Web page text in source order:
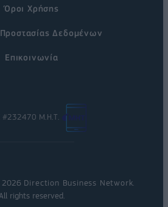
Όροι Χρήσης
Προστασίας Δεδομένων
Επικοινωνία
#232470 Μ.Η.Τ.
Direction Business Network
All rights reserved.